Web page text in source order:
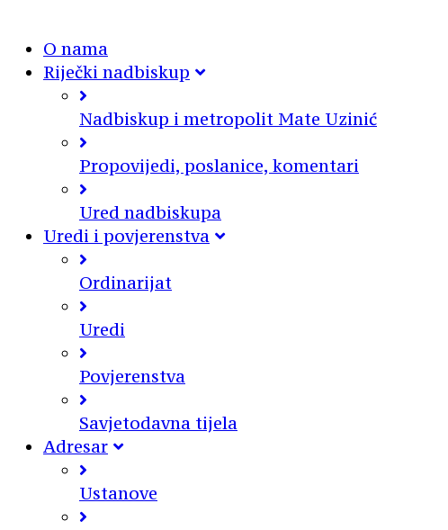
O nama
Riječki nadbiskup
Nadbiskup i metropolit Mate Uzinić
Propovijedi, poslanice, komentari
Ured nadbiskupa
Uredi i povjerenstva
Ordinarijat
Uredi
Povjerenstva
Savjetodavna tijela
Adresar
Ustanove